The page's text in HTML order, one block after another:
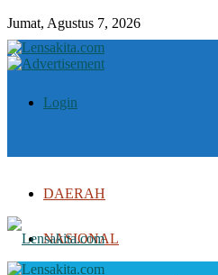
Jumat, Agustus 7, 2026
Login
DAERAH
NASIONAL